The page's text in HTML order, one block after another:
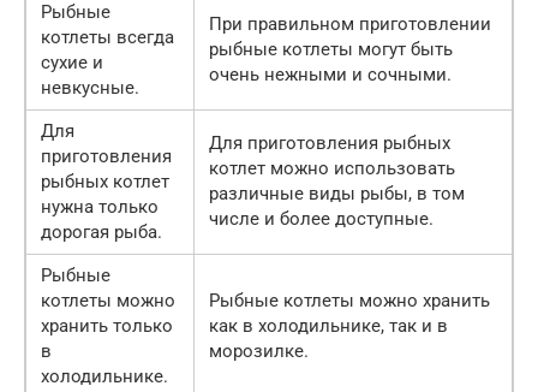
Рыбные
котлеты всегда
сухие и
невкусные.
При правильном приготовлении
рыбные котлеты могут быть
очень нежными и сочными.
Для
приготовления
рыбных котлет
нужна только
дорогая рыба.
Для приготовления рыбных
котлет можно использовать
различные виды рыбы, в том
числе и более доступные.
Рыбные
котлеты можно
хранить только
в
холодильнике.
Рыбные котлеты можно хранить
как в холодильнике, так и в
морозилке.